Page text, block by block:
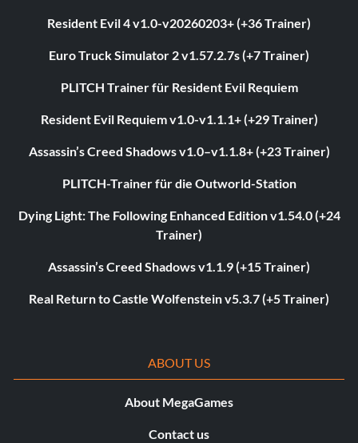
Resident Evil 4 v1.0-v20260203+ (+36 Trainer)
Euro Truck Simulator 2 v1.57.2.7s (+7 Trainer)
PLITCH Trainer für Resident Evil Requiem
Resident Evil Requiem v1.0-v1.1.1+ (+29 Trainer)
Assassin’s Creed Shadows v1.0–v1.1.8+ (+23 Trainer)
PLITCH-Trainer für die Outworld-Station
Dying Light: The Following Enhanced Edition v1.54.0 (+24
Trainer)
Assassin’s Creed Shadows v1.1.9 (+15 Trainer)
Real Return to Castle Wolfenstein v5.3.7 (+5 Trainer)
ABOUT US
About MegaGames
Contact us